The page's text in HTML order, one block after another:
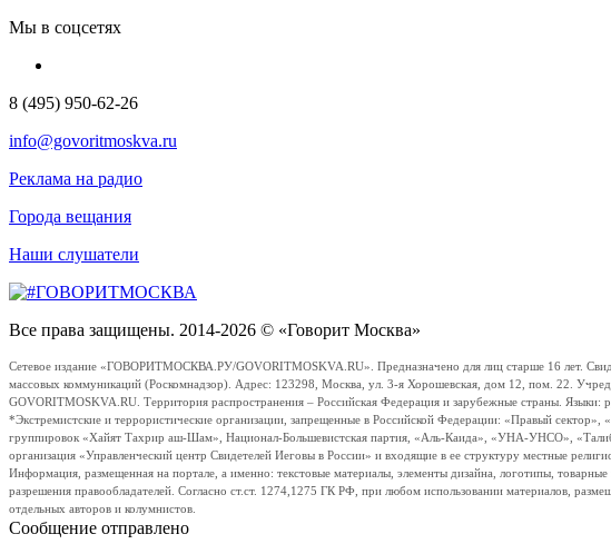
Мы в соцсетях
8 (495) 950-62-26
info@govoritmoskva.ru
Реклама на радио
Города вещания
Наши слушатели
Все права защищены. 2014-2026 © «Говорит Москва»
Сетевое издание «ГОВОРИТМОСКВА.РУ/GOVORITMOSKVA.RU». Предназначено для лиц старше 16 лет.
массовых коммуникаций (Роскомнадзор). Адрес: 123298, Москва, ул. 3-я Хорошевская, дом 12, пом. 22.
GOVORITMOSKVA.RU. Территория распространения – Российская Федерация и зарубежные страны.
*Экстремистские и террористические организации, запрещенные в Российской Федерации: «Правый
группировок «Хайят Тахрир аш-Шам», Национал-Большевистская партия, «Аль-Каида», «УНА-УНСО»,
организация «Управленческий центр Свидетелей Иеговы в России» и входящие в ее структуру местные
Информация, размещенная на портале, а именно: текстовые материалы, элементы дизайна, логотипы,
разрешения правообладателей. Согласно ст.ст. 1274,1275 ГК РФ, при любом использовании материалов,
отдельных авторов и колумнистов.
Сообщение отправлено